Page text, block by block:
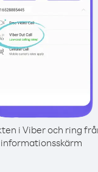
i Viber och ring
informationsskärm